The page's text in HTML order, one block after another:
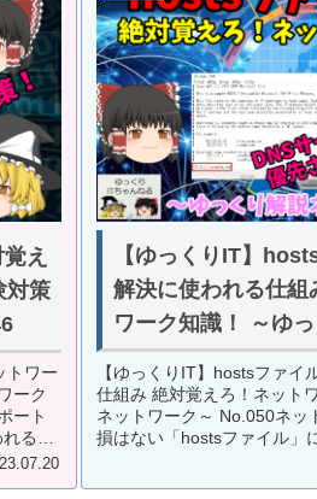
【ゆっくりIT】
解決に使われる仕組
ワーク知識！ ～ゆ
～ No.050
【ゆっくりIT】hostsファイ
仕組み 絶対覚えろ！ネット
ネットワーク～ No.050ネッ
損はない「hostsファイル」
え
対策
トワー
ーク
ート
る